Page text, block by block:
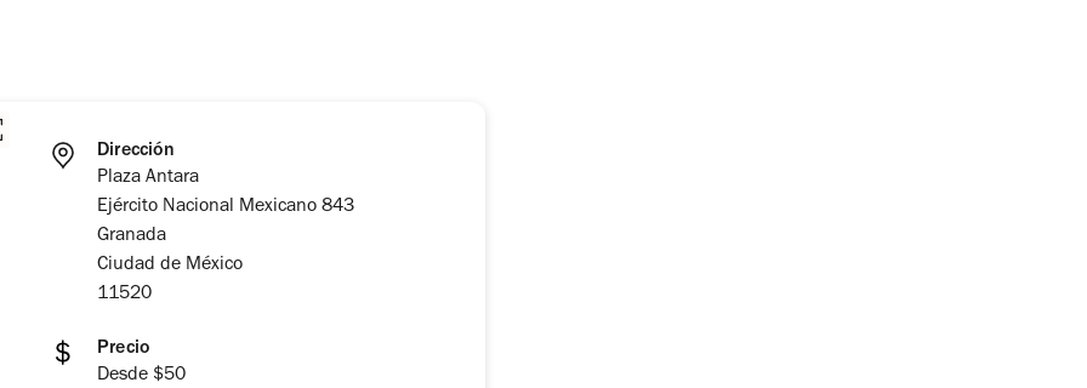
Dirección
Plaza Antara
Ejército Nacional Mexicano 843
Granada
Ciudad de México
11520
Precio
Desde $50